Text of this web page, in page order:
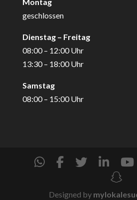
geschlossen
Dienstag – Freitag
08:00 – 12:00 Uhr
13:30 – 18:00 Uhr
Samstag
08:00 – 15:00 Uhr
Designed by